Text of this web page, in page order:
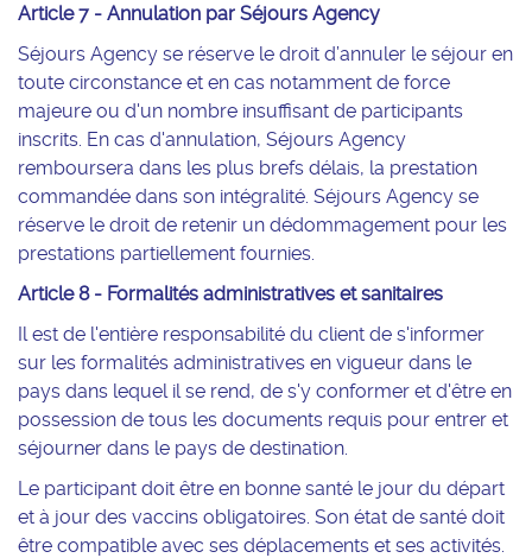
Article 7 - Annulation par Séjours Agency
Séjours Agency se réserve le droit d’annuler le séjour en
toute circonstance et en cas notamment de force
majeure ou d'un nombre insuffisant de participants
inscrits. En cas d'annulation, Séjours Agency
remboursera dans les plus brefs délais, la prestation
commandée dans son intégralité. Séjours Agency se
réserve le droit de retenir un dédommagement pour les
prestations partiellement fournies.
Article 8 - Formalités administratives et sanitaires
Il est de l'entière responsabilité du client de s'informer
sur les formalités administratives en vigueur dans le
pays dans lequel il se rend, de s'y conformer et d'être en
possession de tous les documents requis pour entrer et
séjourner dans le pays de destination.
Le participant doit être en bonne santé le jour du départ
et à jour des vaccins obligatoires. Son état de santé doit
être compatible avec ses déplacements et ses activités.